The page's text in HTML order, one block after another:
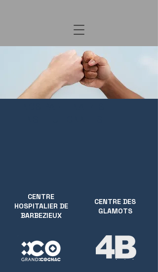
CENTRE
HOSPITALIER DE
BARBEZIEUX
CENTRE DES
GLAMOTS